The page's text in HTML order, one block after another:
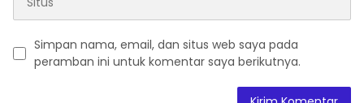
Simpan nama, email, dan situs web saya pada
peramban ini untuk komentar saya berikutnya.